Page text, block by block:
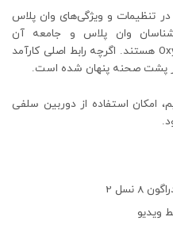
تنظیمات و ویژگی‌های وان پلاس
وان پلاس و جامعه آن
سال‌هاست که در حال بهبود Oxygen OS هستند. اگرچه رابط اصلی کارآمد
در پشت صحنه پنهان شده است.
امکان استفاده از دوربین سلفی
نسل 2
ویدیو